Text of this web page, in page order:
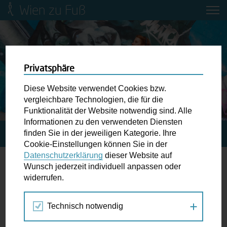
Wien zu Fuß
Mobilitätsbildung für Kinder und
Jugendliche
Ringstraße-Neugestaltung
Wiener Fußwegekarte
Newsletter abonnieren
Wunschbox
der Ampel ...
STARTSEITE SPAZIERGANG KALENDER
Sommerfest
Jun Jul Aug
Privatsphäre
Diese Website verwendet Cookies bzw.
vergleichbare Technologien, die für die
Funktionalität der Website notwendig sind. Alle
Informationen zu den verwendeten Diensten
finden Sie in der jeweiligen Kategorie. Ihre
Cookie-Einstellungen können Sie in der
Datenschutzerklärung dieser Website auf
Wunsch jederzeit individuell anpassen oder
widerrufen.
Technisch notwendig